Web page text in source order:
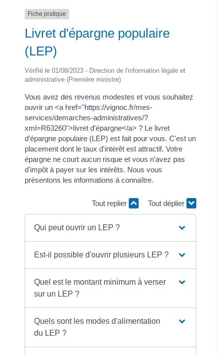
Fiche pratique
Livret d'épargne populaire
(LEP)
Vérifié le 01/08/2023 - Direction de l'information légale et
administrative (Première ministre)
Vous avez des revenus modestes et vous souhaitez
ouvrir un <a href="https://vignoc.fr/mes-
services/demarches-administratives/?
xml=R63260">livret d'épargne</a> ? Le livret
d'épargne populaire (LEP) est fait pour vous. C'est un
placement dont le taux d'intérêt est attractif. Votre
épargne ne court aucun risque et vous n'avez pas
d'impôt à payer sur les intérêts. Nous vous
présentons les informations à connaître.
Tout replier Tout déplier
Qui peut ouvrir un LEP ?
Est-il possible d'ouvrir plusieurs LEP ?
Quel est le montant minimum à verser
sur un LEP ?
Quels sont les modes d'alimentation
du LEP ?